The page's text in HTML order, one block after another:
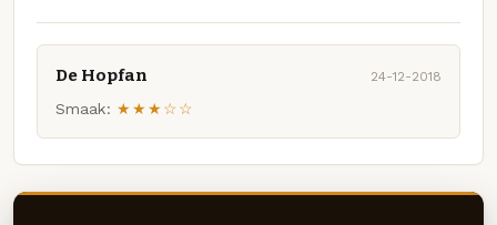
De Hopfan 24-12-2018
Smaak: ★★★☆☆